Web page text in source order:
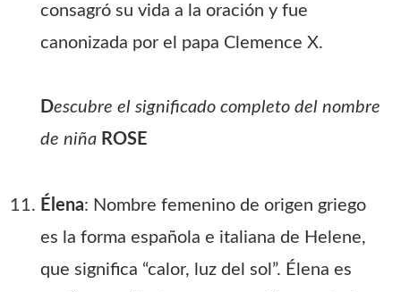
consagró su vida a la oración y fue
canonizada por el papa Clemence X.
Descubre el significado completo del nombre
de niña ROSE
Élena: Nombre femenino de origen griego
es la forma española e italiana de Helene,
que significa “calor, luz del sol”. Élena es